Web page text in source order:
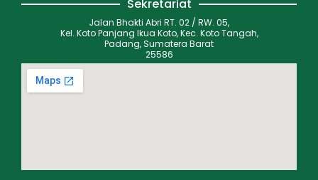
Sekretariat
Jalan Bhakti Abri RT. 02 / RW. 05,
Kel. Koto Panjang Ikua Koto, Kec. Koto Tangah,
Padang, Sumatera Barat
25586